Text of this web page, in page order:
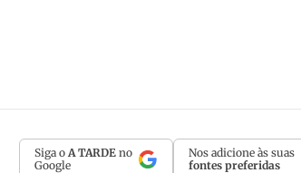
Siga o A TARDE no
Google
Nos adicione às suas
fontes preferidas